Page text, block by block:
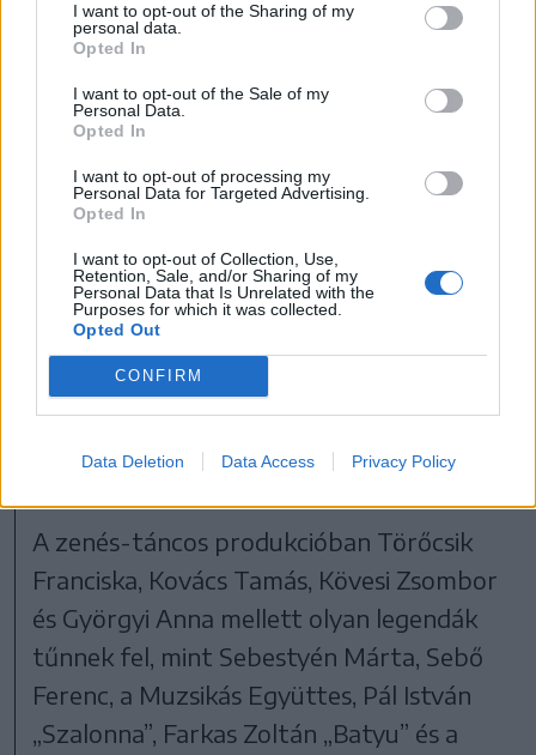
I want to opt-out of the Sharing of my
personal data.
Opted In
I want to opt-out of the Sale of my
Personal Data.
Opted In
I want to opt-out of processing my
Personal Data for Targeted Advertising.
Opted In
I want to opt-out of Collection, Use,
Retention, Sale, and/or Sharing of my
Personal Data that Is Unrelated with the
Purposes for which it was collected.
Opted Out
CONFIRM
Data Deletion Data Access Privacy Policy
Négy székelyföldi városban
vetítik premier előtt a
Magyar menyegző című
filmet
Négy székelyföldi városban lesz premier
előtti vetítése a Káel Csaba filmügyi
kormánybiztos által rendezett Magyar
menyegző című filmnek, amelyet
is forgattak.
A zenés-táncos produkcióban Törőcsik
Franciska, Kovács Tamás, Kövesi Zsombor
és Györgyi Anna mellett olyan legendák
tűnnek fel, mint Sebestyén Márta, Sebő
Ferenc, a Muzsikás Együttes, Pál István
„Szalonna”, Farkas Zoltán „Batyu” és a